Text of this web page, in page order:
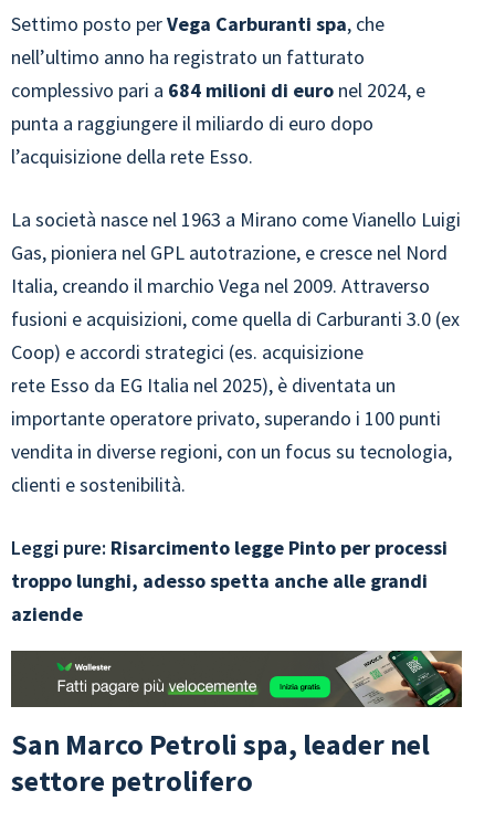
Settimo posto perVega Carburanti spa, che
nell’ultimo anno ha registrato un fatturato
complessivo pari a 684 milioni di euro nel 2024, e
punta a raggiungere il miliardo di euro dopo
l’acquisizione della rete Esso.
La società nasce nel 1963 a Mirano come Vianello Luigi
Gas, pioniera nel GPL autotrazione, e cresce nel Nord
Italia, creando il marchio Vega nel 2009. Attraverso
fusioni e acquisizioni, come quella di Carburanti 3.0 (ex
Coop) e accordi strategici (es. acquisizione
rete Esso da EG Italia nel 2025), è diventata un
importante operatore privato, superando i 100 punti
vendita in diverse regioni, con un focus su tecnologia,
clienti e sostenibilità.
Leggi pure: Risarcimento legge Pinto per processi
troppo lunghi, adesso spetta anche alle grandi
aziende
San Marco Petroli spa, leader nel
settore petrolifero